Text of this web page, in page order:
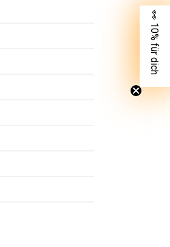
👀 10% für dich